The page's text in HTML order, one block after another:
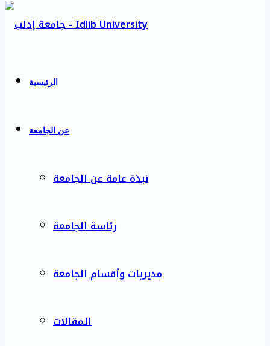
الرئيسية
عن الجامعة
نبذة عامة عن الجامعة
رئاسة الجامعة
مديريات وأقسام الجامعة
المقالات